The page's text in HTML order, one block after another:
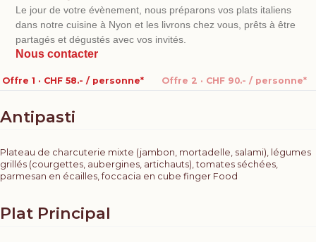
Le jour de votre évènement, nous préparons vos plats italiens
dans notre cuisine à Nyon et les livrons chez vous, prêts à être
partagés et dégustés avec vos invités.
Nous contacter
Offre 1 · CHF 58.- / personne* Offre 2 · CHF 90.- / personne*
Antipasti
Plateau de charcuterie mixte (jambon, mortadelle, salami), légumes
grillés (courgettes, aubergines, artichauts), tomates séchées,
parmesan en écailles, foccacia en cube finger Food
Plat Principal